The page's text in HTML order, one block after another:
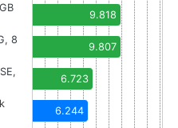
9.818
8
9.807
6.723
6.244